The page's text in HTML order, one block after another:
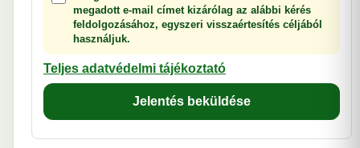
megadott e-mail címet kizárólag az alábbi kérés
feldolgozásához, egyszeri visszaértesítés céljából
használjuk.
Teljes adatvédelmi tájékoztató
Jelentés beküldése